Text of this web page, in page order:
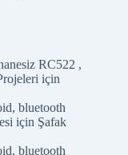
RC522 ,
için
bluetooth
için Şafak
bluetooth